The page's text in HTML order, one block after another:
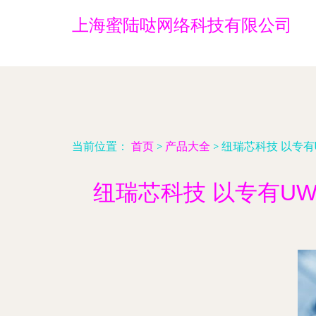
上海蜜陆哒网络科技有限公司
当前位置： 首页 > 产品大全 > 纽瑞芯科技 以专
纽瑞芯科技 以专有